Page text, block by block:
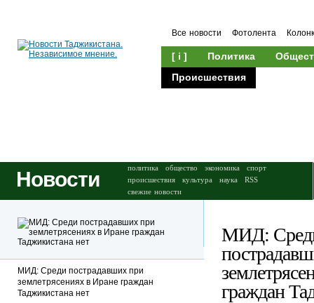
Все новости Фотолента
[ i ] Политика
Происшествия
Новости политика общество экономика
спорт
происшествия
культура наука
RSS
свежие новости
МИД:
граждан
МИД: Среди пострадавших при
землетрясениях в Иране граждан
Таджикистана нет